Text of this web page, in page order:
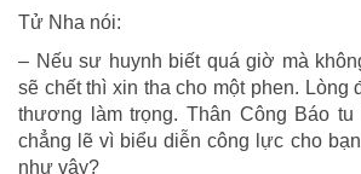
Tử Nha nói:
– Nếu sư huynh biết quá giờ mà
sẽ chết thì xin tha cho một phen. Lòng
thương làm trọng. Thân Công Báo tu
chẳng lẽ vì biểu diễn công lực cho
như vậy?